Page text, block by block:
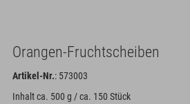
Orangen-Fruchtscheiben
Artikel-Nr.: 573003
Inhalt ca. 500 g / ca. 150 Stück